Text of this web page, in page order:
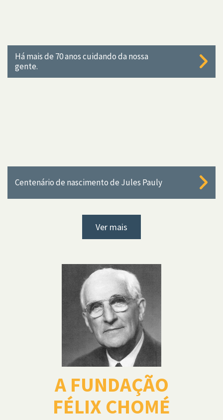
Há mais de 70 anos cuidando da nossa
gente.
Centenário de nascimento de Jules Pauly
Ver mais
A FUNDAÇÃO
FÉLIX CHOMÉ